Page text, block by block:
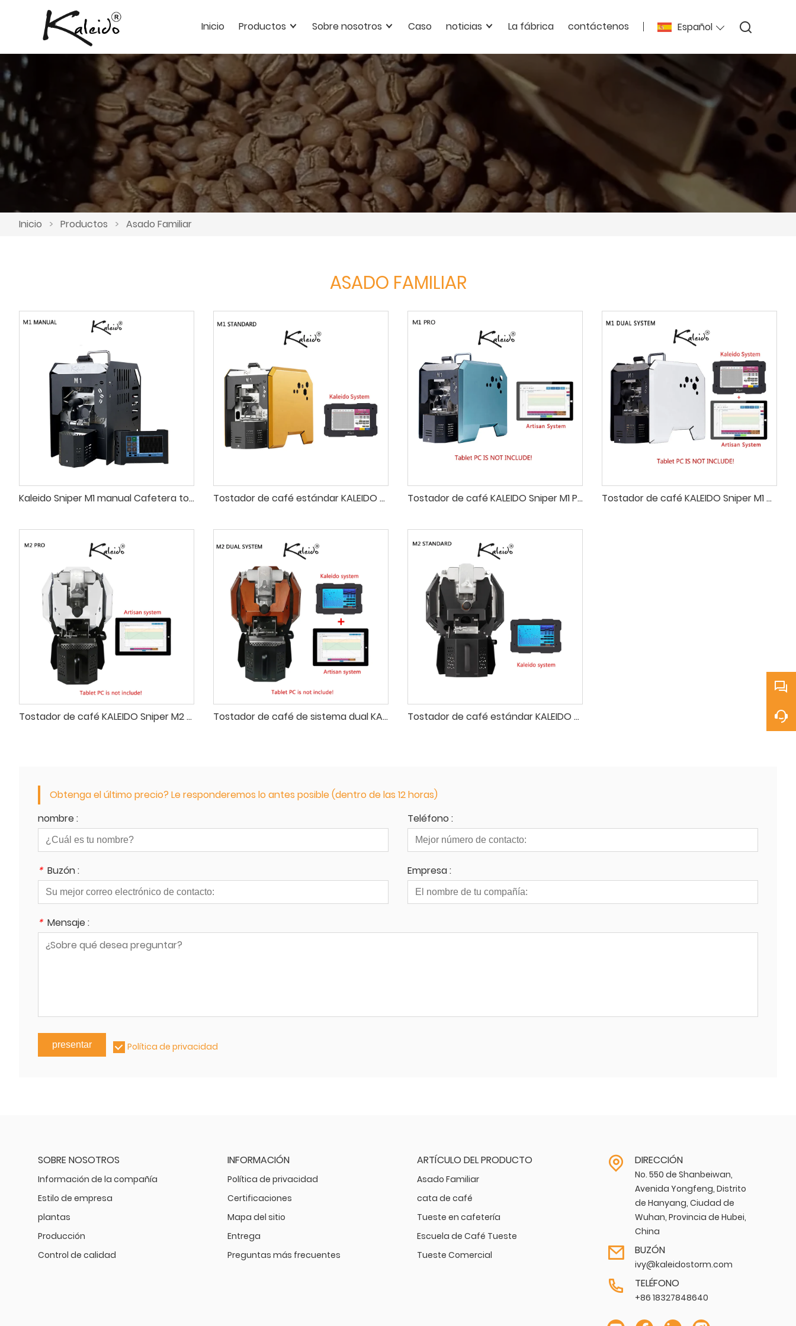
Español
Inicio Productos Sobre nosotros Caso noticias La fábrica contáctenos
Inicio > Productos > Asado Familiar
ASADO FAMILIAR
Kaleido Sniper M1 manual Cafetera tostadora de café Tostador de café estándar KALEIDO Sniper M1, 50-200g, Mini tostadora de Café, tostador de granos con calefacción eléctrica para el hogar, 110-240V Tostador de café KALEIDO Sniper M1 PRO, máquina tostadora de café con calefacción eléctrica de 50-200g para el hogar, máquina mejorada de aire caliente 110-240V Tostador de café KALEIDO Sniper M1 de doble sistema, máquina tostada de granos de café de 50-200g para el nuevo para el hogar, máquina mejorada de aire caliente 110-240V
Tostador de café KALEIDO Sniper M2 PRO, tostadora de Café eléctrica de 50-400g para cafetería, hogar, recién actualizado con aire caliente Tostador de café de sistema dual KALEIDO Sniper M2, tostadora de Café con calefacción eléctrica de 50-400g para cafetería, tienda, aire caliente mejorado Tostador de café estándar KALEIDO Sniper M2, tostadora de Café con calefacción eléctrica de 50-400g para cafetería, nuevo aire caliente mejorado
Obtenga el último precio? Le responderemos lo antes posible (dentro de las 12 horas)
nombre :
Teléfono :
* Buzón : Empresa :
* Mensaje :
presentar Política de privacidad
SOBRE NOSOTROS
Información de la compañía
Estilo de empresa
plantas
Producción
Control de calidad
INFORMACIÓN
Política de privacidad
Certificaciones
Mapa del sitio
Entrega
Preguntas más frecuentes
ARTÍCULO DEL PRODUCTO
Asado Familiar
cata de café
Tueste en cafetería
Escuela de Café Tueste
Tueste Comercial
DIRECCIÓN
No. 550 de Shanbeiwan,
Avenida Yongfeng, Distrito
de Hanyang, Ciudad de
Wuhan, Provincia de Hubei,
China
BUZÓN
ivy@kaleidostorm.com
TELÉFONO
+86 18327848640